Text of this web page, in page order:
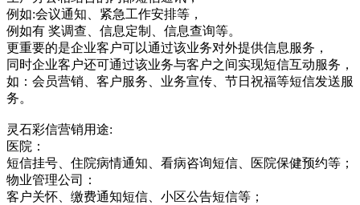
例如:会议通知、紧急工作安排等，
例如有 奖调查、信息定制、信息查询等。
更重要的是企业客户可以通过该业务对外提供信息服务，
同时企业客户还可通过该业务与客户之间实现短信互动服务，
如：会员营销、客户服务、业务宣传、节日祝福等短信发送服
务。
灵石彩信营销用途:
医院：
短信挂号、住院病情通知、看病咨询短信、医院保健预约等；
物业管理公司：
客户关怀、缴费通知短信、小区公告短信等；